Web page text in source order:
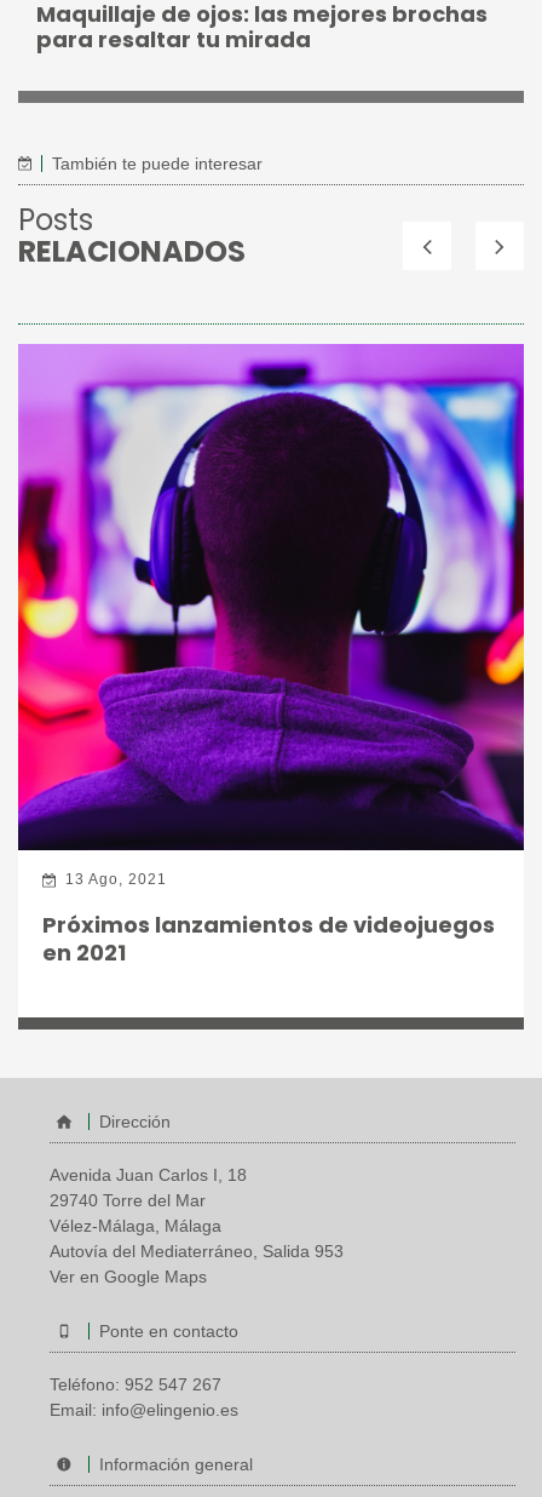
Maquillaje de ojos: las mejores brochas
para resaltar tu mirada
También te puede interesar
Posts
RELACIONADOS
13 Ago, 2021
Próximos lanzamientos de videojuegos
en 2021
Dirección
Avenida Juan Carlos I, 18
29740 Torre del Mar
Vélez-Málaga, Málaga
Autovía del Mediaterráneo, Salida 953
Ver en Google Maps
Ponte en contacto
Teléfono: 952 547 267
Email: info@elingenio.es
Información general